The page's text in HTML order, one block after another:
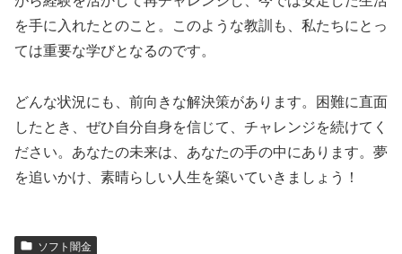
を手に入れたとのこと。このような教訓も、私たちにとっ
ては重要な学びとなるのです。
どんな状況にも、前向きな解決策があります。困難に直面
したとき、ぜひ自分自身を信じて、チャレンジを続けてく
ださい。あなたの未来は、あなたの手の中にあります。夢
を追いかけ、素晴らしい人生を築いていきましょう！
ソフト闇金